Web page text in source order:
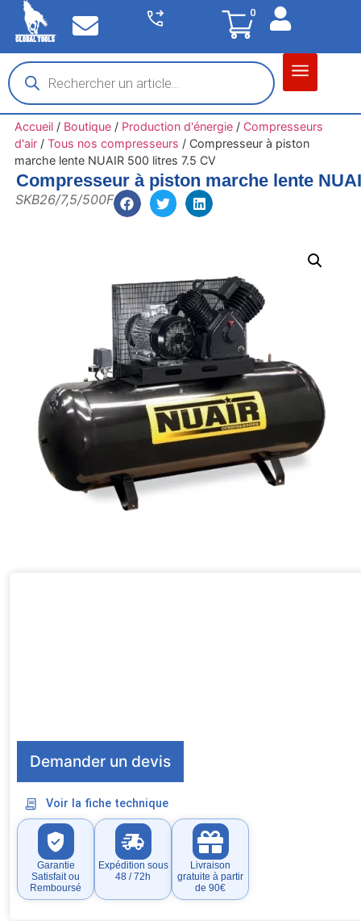
0
Accueil/ Boutique/ Production d'énergie/ Compresseurs
d'air/ Tous nos compresseurs / Compresseur à piston
marche lente NUAIR 500 litres 7.5 CV
Compresseur à piston marche lente
SKB26/7,5/500F
Demander un devis
Voir la fiche technique
Garantie
Satisfait ou
Remboursé
Expédition sous
48 / 72h
Livraison
gratuite à partir
de 90€